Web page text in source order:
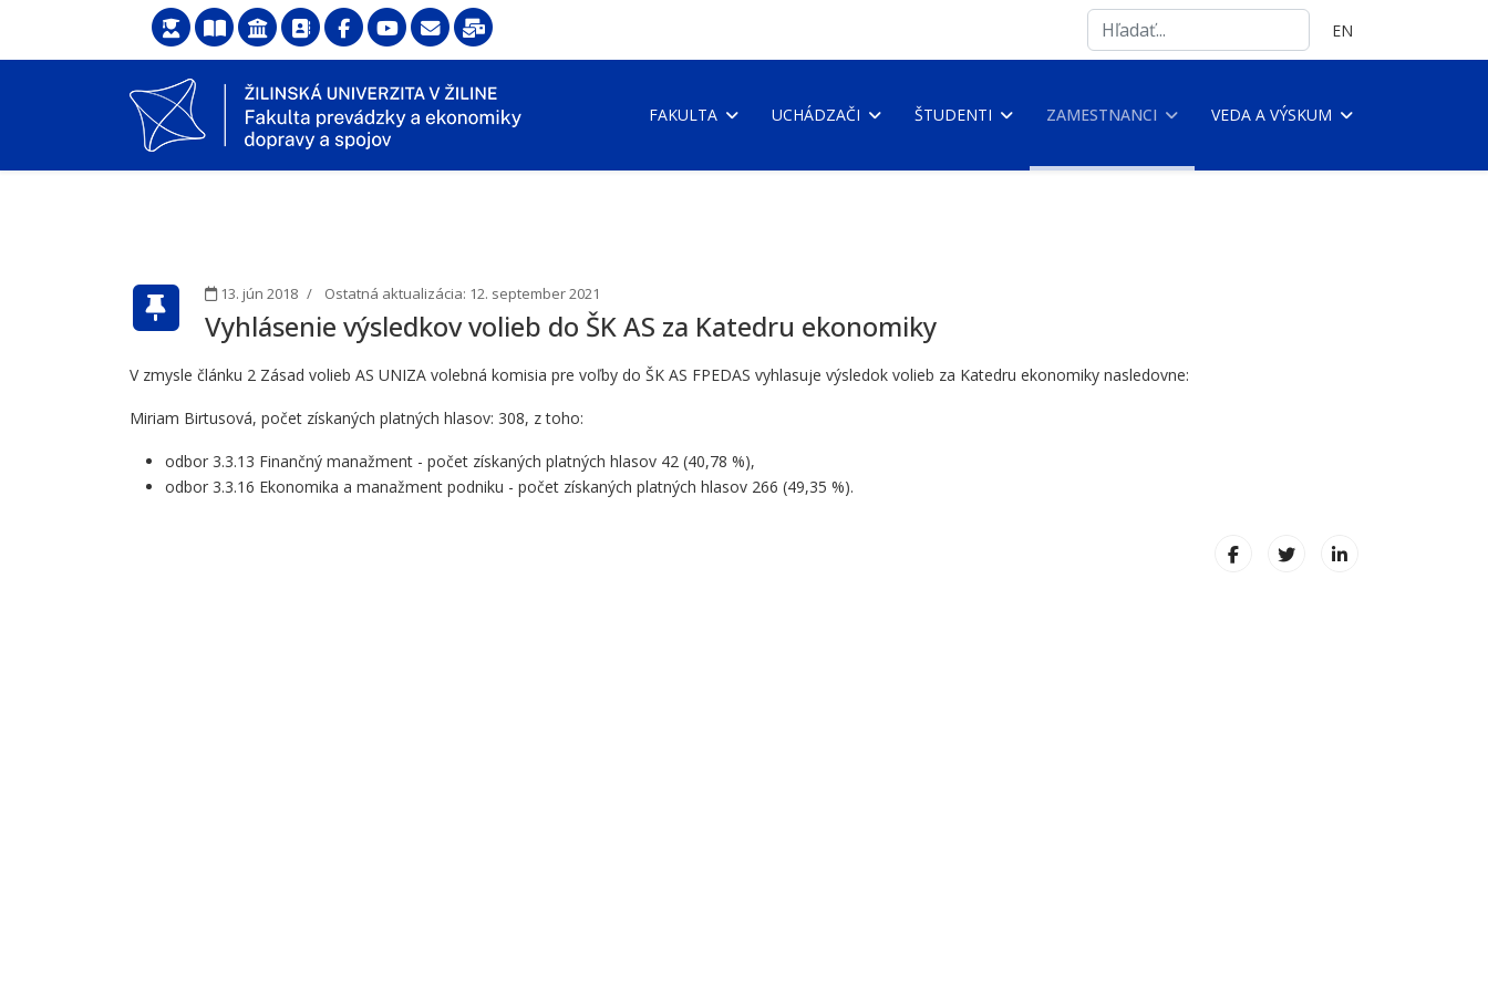
Search
...
Vyberte váš jazyk
EN
FAKULTA UCHÁDZAČI ŠTUDENTI ZAMESTNANCI VEDA A VÝSKUM
13. jún 2018 Ostatná aktualizácia: 12. september 2021
Vyhlásenie výsledkov volieb do ŠK AS za Katedru ekonomiky
V zmysle článku 2 Zásad volieb AS UNIZA volebná komisia pre voľby do ŠK AS FPEDAS vyhlasuje výsledok volieb za Katedru ekonomiky nasledovne:
Miriam Birtusová, počet získaných platných hlasov: 308, z toho:
odbor 3.3.13 Finančný manažment - počet získaných platných hlasov 42 (40,78 %),
odbor 3.3.16 Ekonomika a manažment podniku - počet získaných platných hlasov 266 (49,35 %).